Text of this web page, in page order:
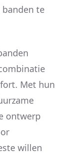
te
Met hun
ontwerp
willen